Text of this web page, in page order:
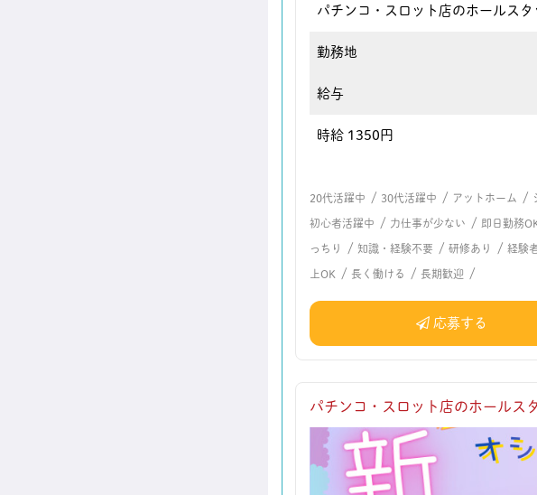
パチンコ・スロット店のホールスタ
勤務地
給与
時給 1350円
20代活躍中 / 30代活躍中 / アットホーム /
初心者活躍中 / 力仕事が少ない / 即日勤務
っちり / 知識・経験不要 / 研修あり / 経験
上OK / 長く働ける / 長期歓迎 /
応募する
パチンコ・スロット店のホールス